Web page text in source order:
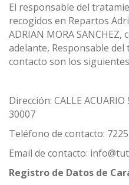
El responsable del
recogidos en Repartos
ADRIAN MORA SANCHEZ,
adelante, Responsable
contacto son los
Dirección: CALLE ACUARIO
30007
Teléfono de contacto:
Email de contacto:
Registro de Datos de